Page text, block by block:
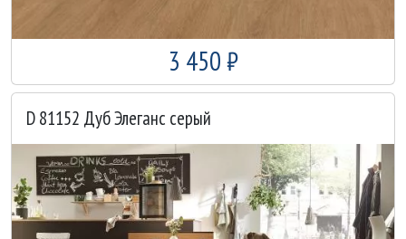
3 450 ₽
D 81152 Дуб Элеганс серый